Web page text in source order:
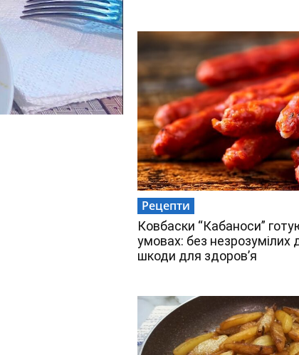
Рецепти
Ковбаски “Кабаноси”
умовах: без незрозумілих
шкоди для здоров’я